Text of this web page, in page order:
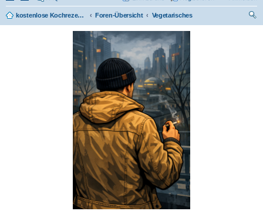
kostenlose Kochrezepte und kostenlose Kochbücher Foren-Übersicht
Vegetarisches